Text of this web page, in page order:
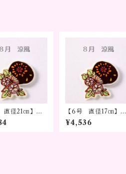
直径21㎝】お
フォンケーキ
デザイン～メ
【6号 直径17㎝】お
手紙シフォンケーキ
シーズンデザイン～メ
¥4,536